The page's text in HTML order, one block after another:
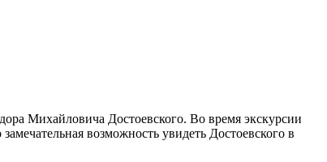
Михайловича Достоевского. Во время экскурсии
возможность увидеть Достоевского в